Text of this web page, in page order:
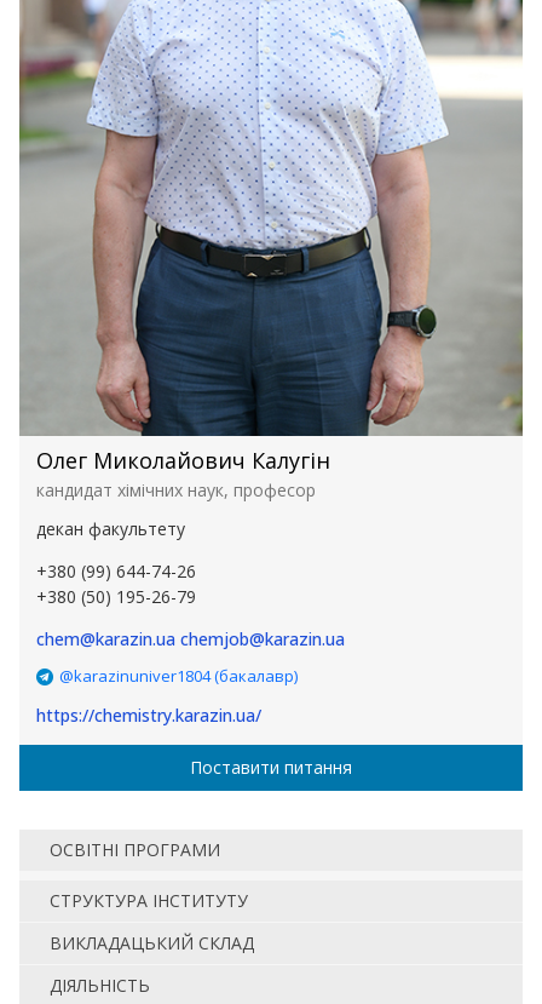
Олег Миколайович Калугін
кандидат хімічних наук, професор
декан факультету
+380 (99) 644-74-26
+380 (50) 195-26-79
chem@karazin.ua chemjob@karazin.ua
@karazinuniver1804 (бакалавр)
https://chemistry.karazin.ua/
Поставити питання
ОСВІТНІ ПРОГРАМИ
СТРУКТУРА ІНСТИТУТУ
ВИКЛАДАЦЬКИЙ СКЛАД
ДІЯЛЬНІСТЬ